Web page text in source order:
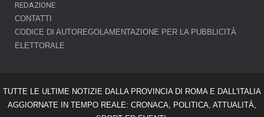
REDAZIONE
CONTATTI
CODICE DI AUTOREGOLAMENTAZIONE PER LA PUBBLICITÀ
ELETTORALE
TUTTE LE ULTIME NOTIZIE DALLA PROVINCIA DI ROMA E DALL'ITALIA
AGGIORNATE IN TEMPO REALE: CRONACA, POLITICA, ATTUALITÀ,